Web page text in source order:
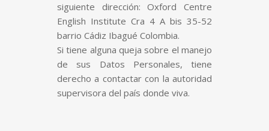
siguiente dirección: Oxford Centre
English Institute Cra 4 A bis 35-52
barrio Cádiz Ibagué Colombia.
Si tiene alguna queja sobre el manejo
de sus Datos Personales, tiene
derecho a contactar con la autoridad
supervisora del país donde viva.